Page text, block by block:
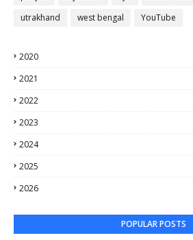
utrakhand
west bengal YouTube
2020
2021
2022
2023
2024
2025
2026
POPULAR POSTS